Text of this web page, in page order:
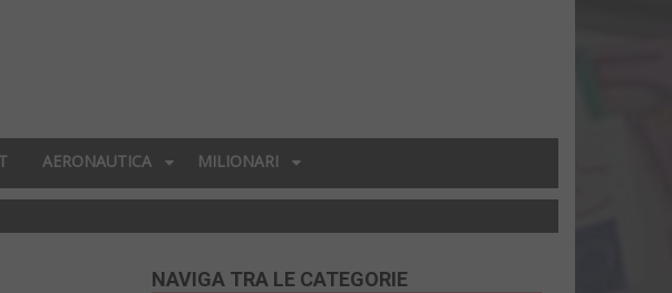
AERONAUTICA MILIONARI
NAVIGA TRA LE CATEGORIE